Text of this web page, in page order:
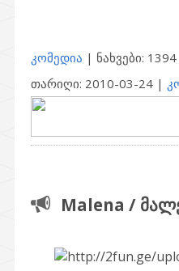
კომედია | ნახვები:
თარიღი: 2010-03-24 |
Malena /